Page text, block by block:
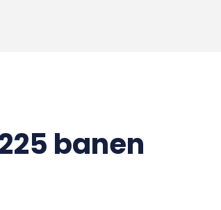
banen